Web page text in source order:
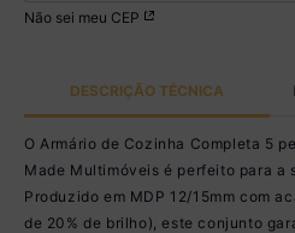
Não sei meu CEP
DESCRIÇÃO TÉCNICA
O Armário de Cozinha Completa 5
Made Multimóveis é perfeito para a
Produzido em MDP 12/15mm com
de 20% de brilho), este conjunto